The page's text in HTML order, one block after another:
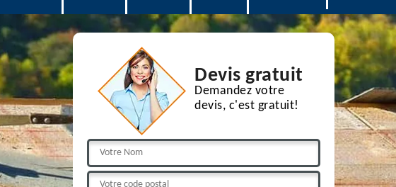
Devis gratuit
Demandez votre
devis, c'est gratuit!